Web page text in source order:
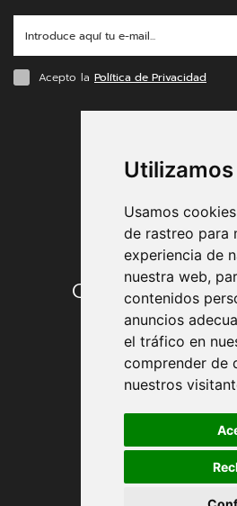
Usamos
de rastreo para
experiencia de
nuestra web,
contenidos
anuncios
el tráfico en
comprender de
nuestros
Acepto la Política de Privacidad
Condiciones de
Envío y
Formas de
Política de